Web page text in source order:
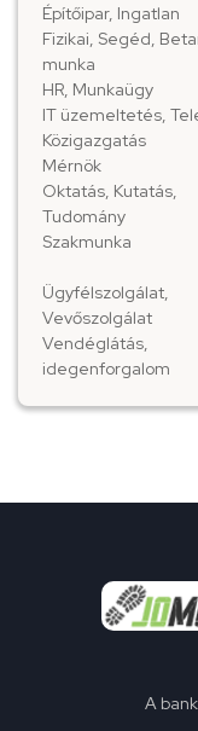
Építőipar, Ingatlan
Fizikai, Segéd,
munka
HR, Munkaügy
IT üzemeltetés,
Közigazgatás
Mérnök
Oktatás, Kutatás,
Tudomány
Szakmunka
Ügyfélszolgálat,
Vevőszolgálat
Vendéglátás,
idegenforgalom
A